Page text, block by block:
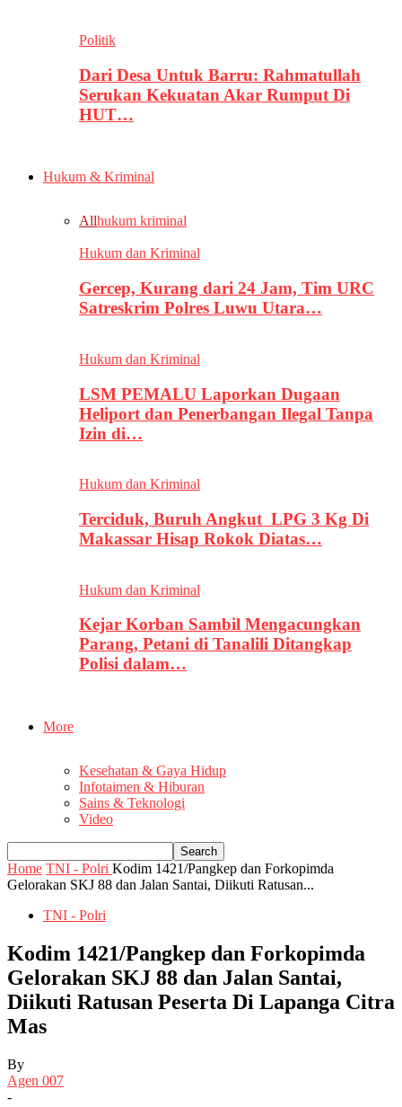
Politik
Dari Desa Untuk Barru: Rahmatullah
Serukan Kekuatan Akar Rumput Di
HUT…
Hukum & Kriminal
Allhukum kriminal
Hukum dan Kriminal
Gercep, Kurang dari 24 Jam, Tim URC
Satreskrim Polres Luwu Utara…
Hukum dan Kriminal
LSM PEMALU Laporkan Dugaan
Heliport dan Penerbangan Ilegal Tanpa
Izin di…
Hukum dan Kriminal
Terciduk, Buruh Angkut LPG 3 Kg Di
Makassar Hisap Rokok Diatas…
Hukum dan Kriminal
Kejar Korban Sambil Mengacungkan
Parang, Petani di Tanalili Ditangkap
Polisi dalam…
More
Kesehatan & Gaya Hidup
Infotaimen & Hiburan
Sains & Teknologi
Video
Home TNI - Polri Kodim 1421/Pangkep dan Forkopimda
Gelorakan SKJ 88 dan Jalan Santai, Diikuti Ratusan...
TNI - Polri
Kodim 1421/Pangkep dan Forkopimda
Gelorakan SKJ 88 dan Jalan Santai,
Diikuti Ratusan Peserta Di Lapanga Citra
Mas
By
Agen 007
-